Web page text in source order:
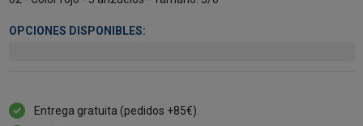
OPCIONES DISPONIBLES:
Entrega gratuita (pedidos +85€).